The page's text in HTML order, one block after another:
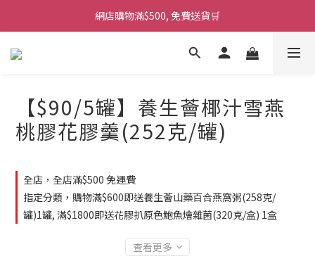
網店購物滿$500, 免費送貨🛒
【$90/5罐】養生薈椰汁雪燕
桃膠花膠羹(252克/罐)
全店，全店滿$500 免運費
指定分類，購物滿$600即送養生薈山藥百合燕窩粥(258克/
罐)1罐, 滿$1800即送花膠扒原色鮑魚燴雜菌(320克/盒) 1盒
查看更多